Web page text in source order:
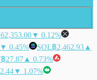
▼ 0.12%
▼ 0.45% SOL฿2,462.93 ▲
฿27.87 ▲ 0.73%
▼ 1.07%